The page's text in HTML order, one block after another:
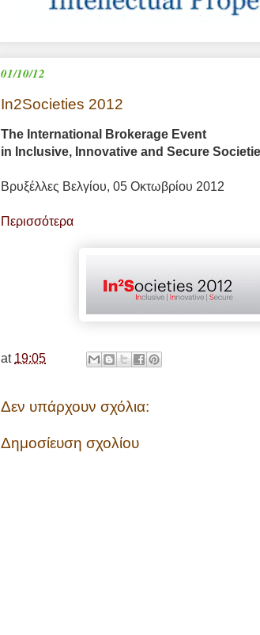
01/10/12
In2Societies 2012
The International Brokerage Event
in Inclusive, Innovative and Secure
Βρυξέλλες Βελγίου, 05 Οκτωβρίου 2012
Περισσότερα
at 19:05
Δεν υπάρχουν σχόλια:
Δημοσίευση σχολίου